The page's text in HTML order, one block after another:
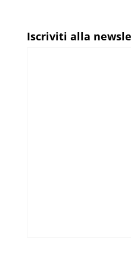
Iscriviti alla